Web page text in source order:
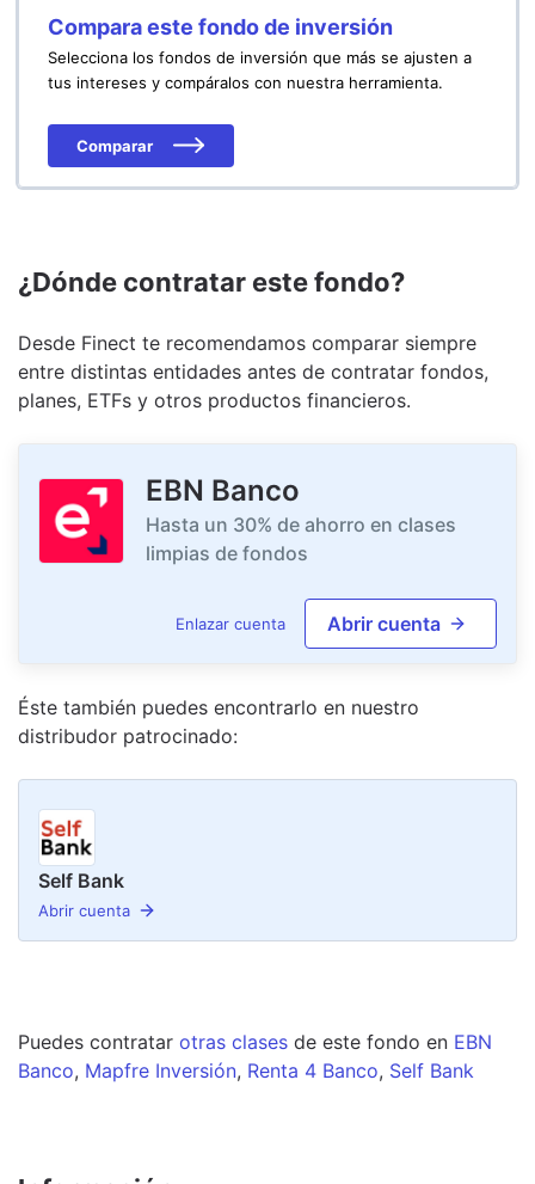
Compara este fondo de inversión
Selecciona los fondos de inversión que más se ajusten a
tus intereses y compáralos con nuestra herramienta.
Comparar
¿Dónde contratar este fondo?
Desde Finect te recomendamos comparar siempre
entre distintas entidades antes de contratar fondos,
planes, ETFs y otros productos financieros.
EBN Banco
Hasta un 30% de ahorro en clases
limpias de fondos
Enlazar cuenta Abrir cuenta
Éste también puedes encontrarlo en nuestro
distribudor patrocinado:
Self Bank
Abrir cuenta
Puedes contratar otras clases de este fondo en EBN
Banco, Mapfre Inversión, Renta 4 Banco, Self Bank